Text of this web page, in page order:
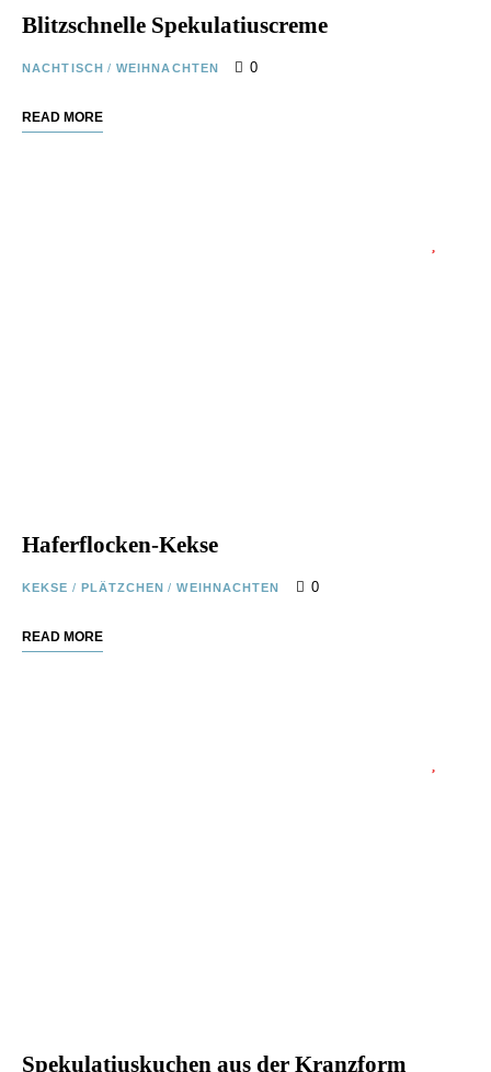
Blitzschnelle Spekulatiuscreme
NACHTISCH / WEIHNACHTEN 0
READ MORE
Haferflocken-Kekse
KEKSE / PLÄTZCHEN / WEIHNACHTEN 0
READ MORE
Spekulatiuskuchen aus der Kranzform